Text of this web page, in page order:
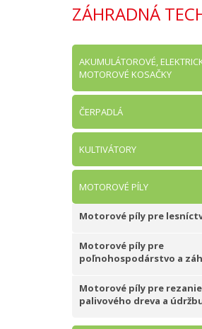
ZÁHRADNÁ
AKUMULÁTOROVÉ,
MOTOROVÉ KOSAČKY
ČERPADLÁ
KULTIVÁTORY
MOTOROVÉ PÍLY
Motorové píly pre
Motorové píly pre
poľnohospodárstvo a
Motorové píly pre rezanie
palivového dreva a